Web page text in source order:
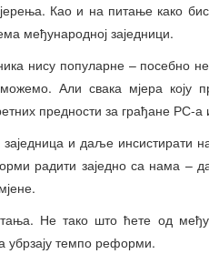
Као и на питање како
међународној заједници.
нису популарне –
Али свака мјера коју
предности за грађане РС-а
и даље инсистирати
радити заједно са нама –
Не тако што ћете од
убрзају темпо реформи.